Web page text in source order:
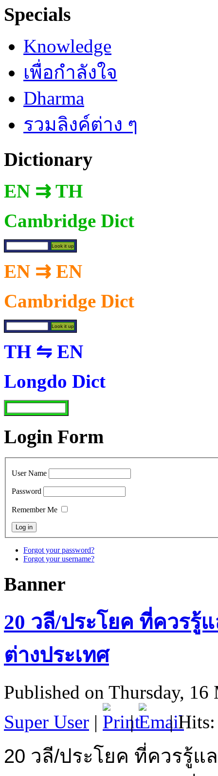
Specials
Knowledge
เพื่อกำลังใจ
Dharma
รวมลิงค์ต่าง ๆ
Dictionary
EN ⇉ TH
Cambridge Dict
EN ⇉ EN
Cambridge Dict
TH ⇋ EN
Longdo Dict
Login Form
User Name
Password
Remember Me
Forgot your password?
Forgot your username?
Banner
20 วลี/ประโยค ที่ควรรู้
ต่างประเทศ
Published on Thursday,
Super User | | | Hits:
20 วลี/ประโยค ที่ควรรู้แ